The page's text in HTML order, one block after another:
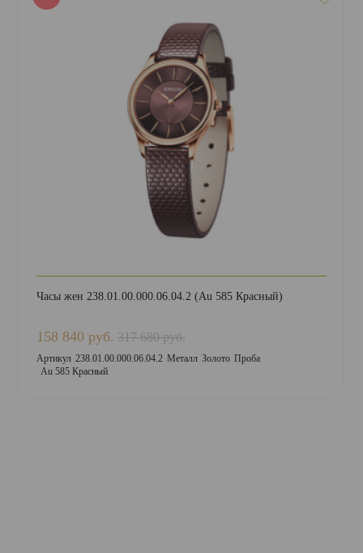
Часы жен 238.01.00.000.06.04.2 (Au 585 Красный)
158 840 руб. 317 680 руб.
Артикул 238.01.00.000.06.04.2 Металл Золото Проба
Au 585 Красный